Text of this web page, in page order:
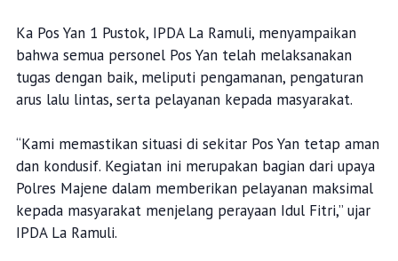
Ka Pos Yan 1 Pustok, IPDA La Ramuli, menyampaikan
bahwa semua personel Pos Yan telah melaksanakan
tugas dengan baik, meliputi pengamanan, pengaturan
arus lalu lintas, serta pelayanan kepada masyarakat.
“Kami memastikan situasi di sekitar Pos Yan tetap aman
dan kondusif. Kegiatan ini merupakan bagian dari upaya
Polres Majene dalam memberikan pelayanan maksimal
kepada masyarakat menjelang perayaan Idul Fitri,” ujar
IPDA La Ramuli.